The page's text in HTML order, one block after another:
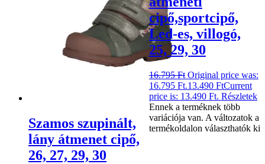
Szamos szupinált,
lány átmenet cipő,
26, 27, 29, 30
cipő,sportcipő,
Led-es, villogó,
25, 29, 30
16.795Ft Original price was:
16.795 Ft.13.490 FtCurrent
price is: 13.490 Ft. Részletek
Ennek a terméknek több
variációja van. A változatok a
termékoldalon választhatók ki